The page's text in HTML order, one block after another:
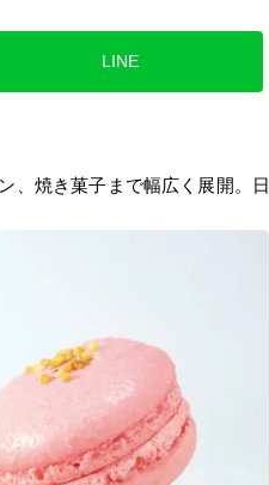
LINE
、焼き菓子まで幅広く展開。日